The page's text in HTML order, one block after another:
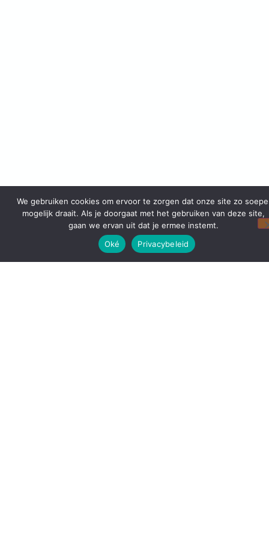
We gebruiken cookies om ervoor te zorgen dat onze site zo
mogelijk draait. Als je doorgaat met het gebruiken van deze site,
gaan we ervan uit dat je ermee instemt.
Oké
Privacybeleid